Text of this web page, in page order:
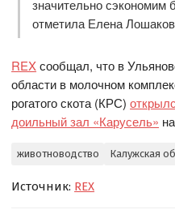
значительно
отметила Елена
REXсообщал, что в
области в молочном
рогатого скота (КРС)
доильный зал «Карусель»
животноводство Калужская
Источник: REX